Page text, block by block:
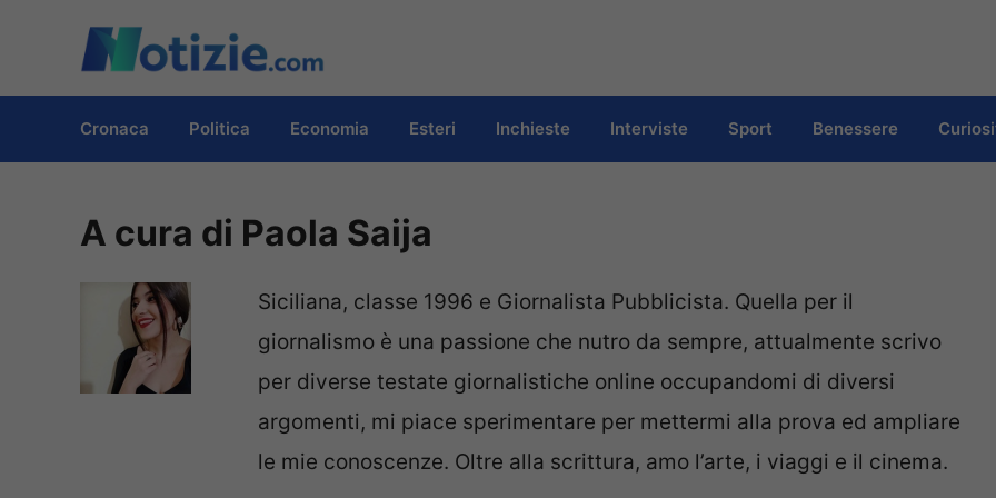
contenuto
Cronaca Politica Economia Esteri Inchieste Interviste Sport Benessere
A cura di Paola Saija
Siciliana, classe 1996 e Giornalista Pubblicista. Quella per il
giornalismo è una passione che nutro da sempre, attualmente scrivo
per diverse testate giornalistiche online occupandomi di diversi
argomenti, mi piace sperimentare per mettermi alla prova ed ampliare
le mie conoscenze. Oltre alla scrittura, amo l’arte, i viaggi e il cinema.